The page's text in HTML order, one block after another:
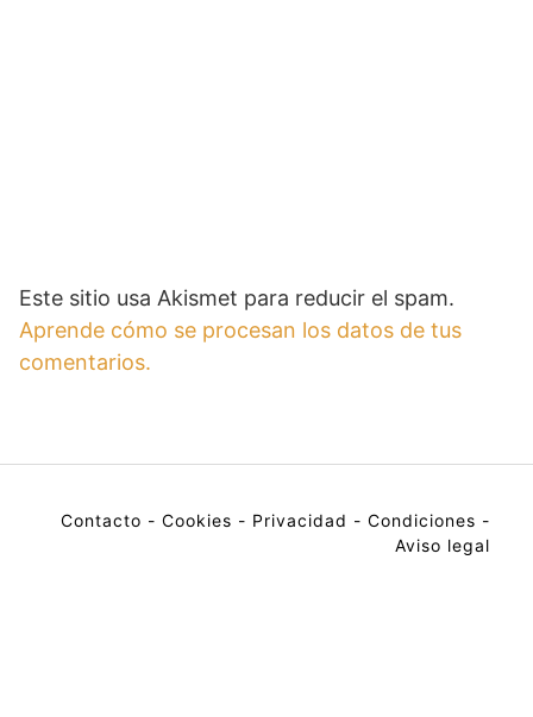
Este sitio usa Akismet para reducir el spam.
Aprende cómo se procesan los datos de tus
comentarios.
Contacto - Cookies - Privacidad - Condiciones -
Aviso legal